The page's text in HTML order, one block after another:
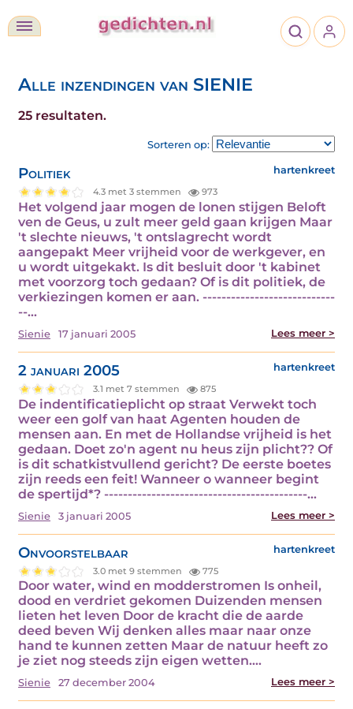
Alle inzendingen van SIENIE
25 resultaten.
Sorteren op:
Politiek hartenkreet
4.3 met 3 stemmen 973
Het volgend jaar mogen de lonen stijgen Beloft
ven de Geus, u zult meer geld gaan krijgen Maar
't slechte nieuws, 't ontslagrecht wordt
aangepakt Meer vrijheid voor de werkgever, en
u wordt uitgekakt. Is dit besluit door 't kabinet
met voorzorg toch gedaan? Of is dit politiek, de
verkiezingen komen er aan. ----------------------------
--…
Sienie 17 januari 2005 Lees meer >
2 januari 2005 hartenkreet
3.1 met 7 stemmen 875
De indentificatieplicht op straat Verwekt toch
weer een golf van haat Agenten houden de
mensen aan. En met de Hollandse vrijheid is het
gedaan. Doet zo'n agent nu heus zijn plicht?? Of
is dit schatkistvullend gericht? De eerste boetes
zijn reeds een feit! Wanneer o wanneer begint
de spertijd*? -------------------------------------------…
Sienie 3 januari 2005 Lees meer >
Onvoorstelbaar hartenkreet
3.0 met 9 stemmen 775
Door water, wind en modderstromen Is onheil,
dood en verdriet gekomen Duizenden mensen
lieten het leven Door de kracht die de aarde
deed beven Wij denken alles maar naar onze
hand te kunnen zetten Maar de natuur heeft zo
je ziet nog steeds zijn eigen wetten.…
Sienie 27 december 2004 Lees meer >